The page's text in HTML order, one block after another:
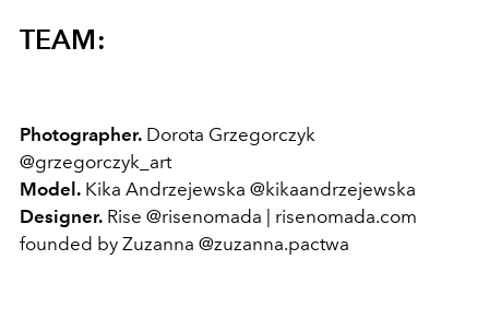
TEAM:
Photographer. Dorota Grzegorczyk
@grzegorczyk_art
Model. Kika Andrzejewska @kikaandrzejewska
Designer. Rise @risenomada | risenomada.com
founded by Zuzanna @zuzanna.pactwa